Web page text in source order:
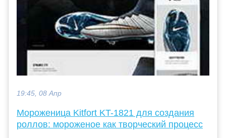
19:45, 08 Апр
Мороженица Kitfort KT-1821 для создания
роллов: мороженое как творческий процесс